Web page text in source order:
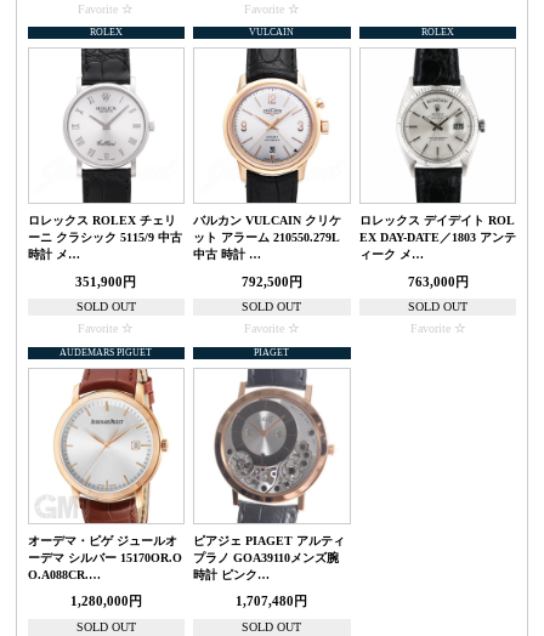
Favorite
Favorite
ROLEX
ロレックス ROLEX チェリ
ーニ クラシック 5115/9 中古
時計 メ…
351,900円
SOLD OUT
Favorite
VULCAIN
バルカン VULCAIN クリケ
ット アラーム 210550.279L
中古 時計 …
792,500円
SOLD OUT
Favorite
ROLEX
ロレックス デイデイト ROL
EX DAY-DATE／1803 アンテ
ィーク メ…
763,000円
SOLD OUT
Favorite
AUDEMARS PIGUET
オーデマ・ピゲ ジュールオ
ーデマ シルバー 15170OR.O
O.A088CR.…
1,280,000円
SOLD OUT
PIAGET
ピアジェ PIAGET アルティ
プラノ GOA39110メンズ腕
時計 ピンク…
1,707,480円
SOLD OUT